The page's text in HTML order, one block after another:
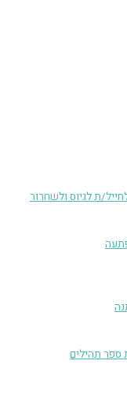
ת לגיוס ולשחרור
ספר תהילים